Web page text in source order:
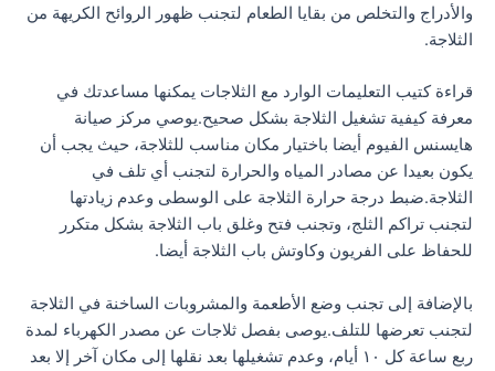
والأدراج والتخلص من بقايا الطعام لتجنب ظهور الروائح الكريهة من
الثلاجة.
قراءة كتيب التعليمات الوارد مع الثلاجات يمكنها مساعدتك في
معرفة كيفية تشغيل الثلاجة بشكل صحيح.يوصي مركز صيانة
هايسنس الفيوم أيضا باختيار مكان مناسب للثلاجة، حيث يجب أن
يكون بعيدا عن مصادر المياه والحرارة لتجنب أي تلف في
الثلاجة.ضبط درجة حرارة الثلاجة على الوسطى وعدم زيادتها
لتجنب تراكم الثلج، وتجنب فتح وغلق باب الثلاجة بشكل متكرر
للحفاظ على الفريون وكاوتش باب الثلاجة أيضا.
بالإضافة إلى تجنب وضع الأطعمة والمشروبات الساخنة في الثلاجة
لتجنب تعرضها للتلف.يوصى بفصل ثلاجات عن مصدر الكهرباء لمدة
ربع ساعة كل ١٠ أيام، وعدم تشغيلها بعد نقلها إلى مكان آخر إلا بعد